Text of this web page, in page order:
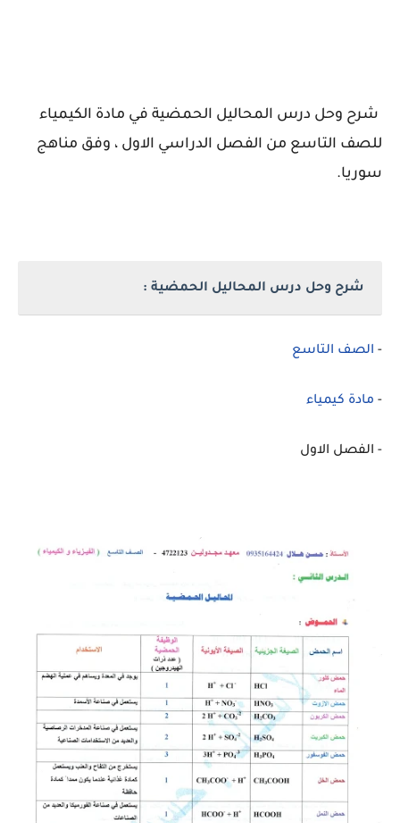
شرح وحل درس المحاليل الحمضية في مادة الكيمياء
للصف التاسع من الفصل الدراسي الاول ، وفق مناهج
سوريا.
شرح وحل درس المحاليل الحمضية :
- الصف التاسع
- مادة كيمياء
- الفصل الاول